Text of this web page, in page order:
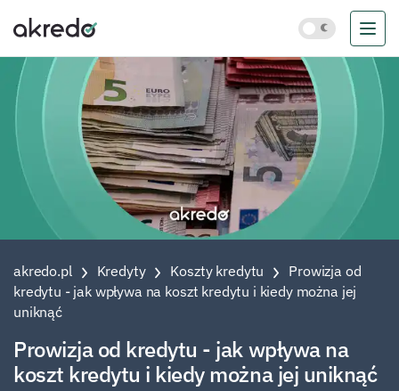
akredo.pl Kredyty Koszty kredytu
Prowizja od
kredytu - jak wpływa na koszt kredytu i kiedy można jej
uniknąć
Prowizja od kredytu - jak wpływa na
koszt kredytu i kiedy można jej uniknąć